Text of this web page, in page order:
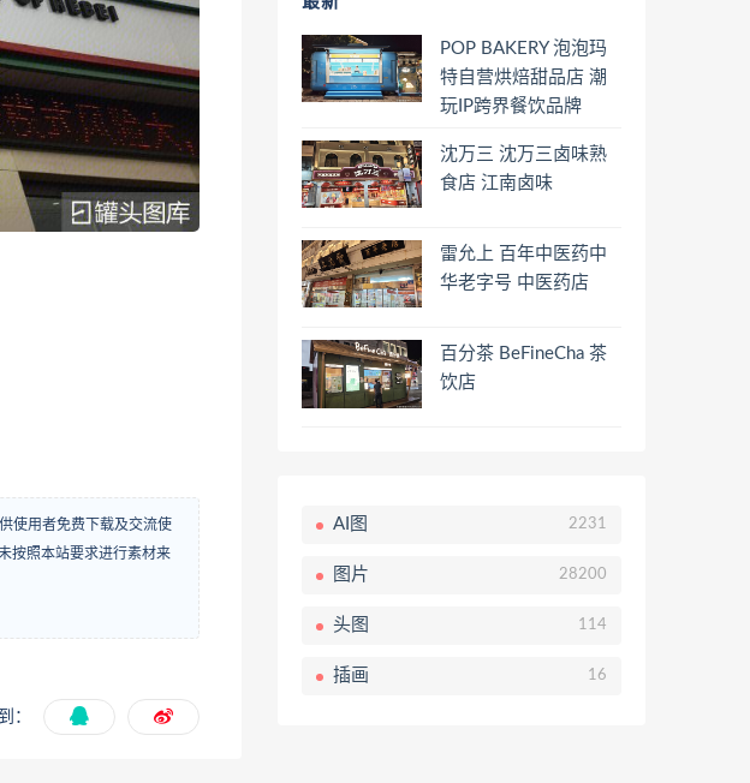
使用者免费下载及交流使
按照本站要求进行素材来
：
POP BAKERY 泡泡玛
特自营烘焙甜品店 潮
玩IP跨界餐饮品牌
沈万三 沈万三卤味熟
食店 江南卤味
雷允上 百年中医药中
华老字号 中医药店
百分茶 BeFineCha 茶
饮店
AI图 2231
图片 28200
头图 114
插画 16